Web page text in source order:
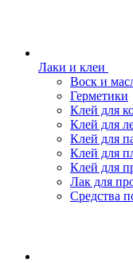
Лаки и клеи
Воск и
Герметики
Клей для
Клей для
Клей для
Клей для
Клей для
Лак для
Средства